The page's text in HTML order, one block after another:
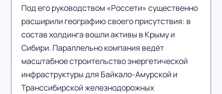
Под его руководством «Россети» существенно
расширили географию своего присутствия: в
состав холдинга вошли активы в Крыму и
Сибири. Параллельно компания ведёт
масштабное строительство энергетической
инфраструктуры для Байкало-Амурской и
Транссибирской железнодорожных